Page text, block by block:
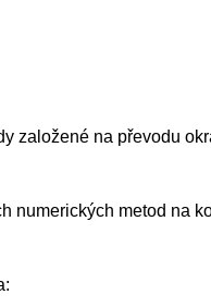
založené na převodu
numerických metod na